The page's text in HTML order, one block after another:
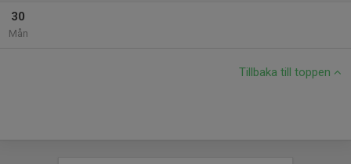
30
Mån
Tillbaka till toppen